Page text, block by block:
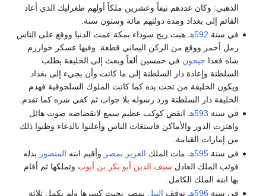
الذهبي: وكان عددهم نيفاً وعشرين ملكاً أولهم طغرلبك الذي أعاد
القائم إلى بغداد ومدة دولتهم مائة وستون سنة.
في سنة 592هـ
هبت ريح سوداء بمكة عمت الدنيا ووقع على الناس
رمل أحمر ووقع من الركن اليماني قطعة. وفيها عسكر خوارزم
شاه فعدا جيحون في خمسين ألفاً وبعث إلى الخليفة يطلب
السلطنة وإعادة دار السلطنة إلى ما كانت وأن يجيء إلى بغداد
ويكون الخليفة من تحت يده كما كانت الملوك السلجوقية فهدم
الخليفة دار السلطنة ورد رسوله بلا جواب ثم كفي شره كما تقدم.
في سنة 593هـ
انقض كوكب عظيم سمع لانقضاضه صوت هائل
واهتزت الدور والأماكن فاستغاث الناس وأعلنوا بالدعاء وظنوا ذلك
من إمارات القيامة.
في سنة595هـ مات الملك العزيز بمصر وأقيم ابنه المنصور بدله
فوثب الملك العادل سيف الدين أبو بكر بن أيوب وتملكها ثم أقام
بها ابنه الملك الكامل.
في سنة 596هـ توقف النيل بمصر بحيث كسرها ولم يكمل ثلاثة